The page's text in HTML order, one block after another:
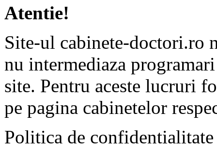
Atentie!
Site-ul cabinete-doctori.ro
nu intermediaza
site. Pentru aceste lucruri
pe pagina cabinetelor
Politica de confidentialitate